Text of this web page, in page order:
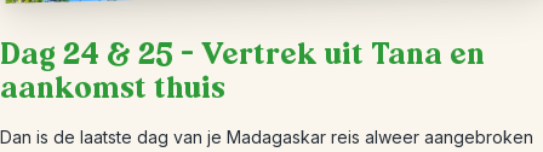
Dag 24 & 25 – Vertrek uit Tana en
aankomst thuis
Dan is de laatste dag van je Madagaskar reis alweer aangebroken